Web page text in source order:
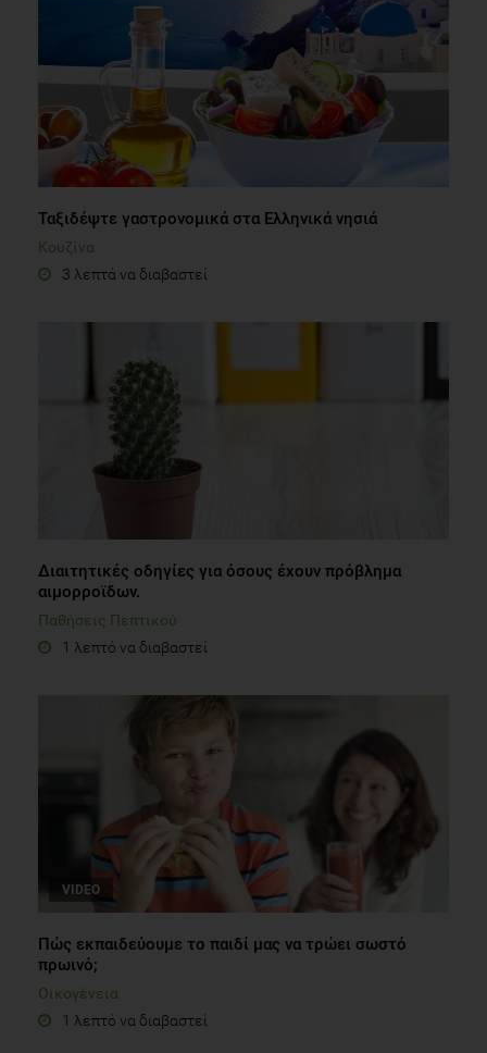
Ταξιδέψτε γαστρονομικά στα Ελληνικά νησιά
Κουζίνα
3 λεπτά να διαβαστεί
Διαιτητικές οδηγίες για όσους έχουν πρόβλημα
αιμορροϊδων.
Παθήσεις Πεπτικού
1 λεπτό να διαβαστεί
VIDEO
Πώς εκπαιδεύουμε το παιδί μας να τρώει σωστό
πρωινό;
Οικογένεια
1 λεπτό να διαβαστεί